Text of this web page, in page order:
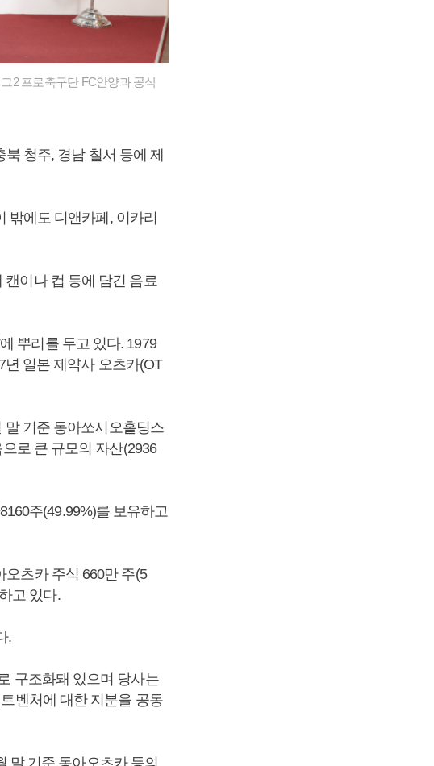
2 프로축구단 FC안양과 공식
청주, 경남 칠서 등에 제
밖에도 디앤카페, 이카리
캔이나 컵 등에 담긴 음료
뿌리를 두고 있다. 1979
년 일본 제약사 오츠카(OT
기준 동아쏘시오홀딩스
로 큰 규모의 자산(2936
주(49.99%)를 보유하고
츠카 주식 660만 주(5
고 있다.
.
구조화돼 있으며 당사는
벤처에 대한 지분을 공동
말 기준 동아오츠카 등의